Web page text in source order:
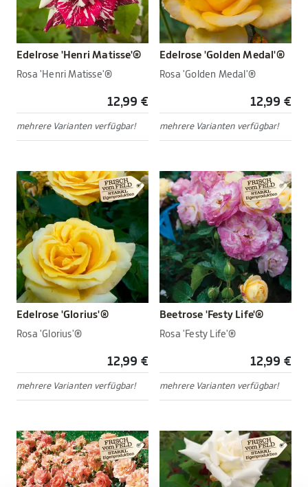
Edelrose 'Henri Matisse'®
Rosa 'Henri Matisse'®
12,99 €
mehrere Varianten verfügbar!
Edelrose 'Golden Medal'®
Rosa 'Golden Medal'®
12,99 €
mehrere Varianten verfügbar!
Edelrose 'Glorius'®
Rosa 'Glorius'®
12,99 €
mehrere Varianten verfügbar!
Beetrose 'Festy Life'®
Rosa 'Festy Life'®
12,99 €
mehrere Varianten verfügbar!